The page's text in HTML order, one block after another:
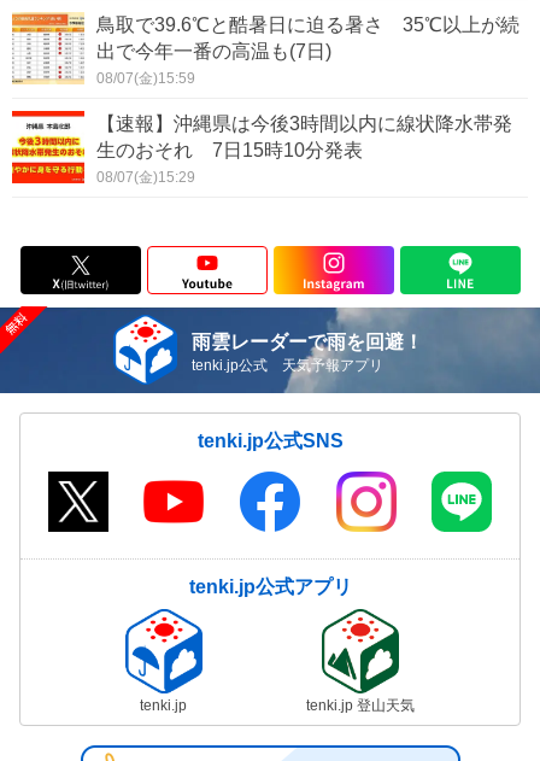
鳥取で39.6℃と酷暑日に迫る暑さ 35℃以上が続
出で今年一番の高温も(7日)
08/07(金)15:59
【速報】沖縄県は今後3時間以内に線状降水帯発
生のおそれ 7日15時10分発表
08/07(金)15:29
雨雲レーダーで雨を回避！
tenki.jp公式 天気予報アプリ
tenki.jp公式SNS
tenki.jp公式アプリ
tenki.jp tenki.jp 登山天気